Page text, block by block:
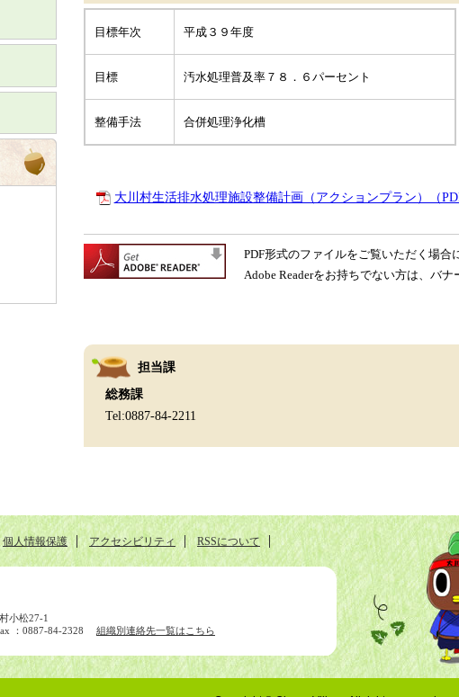
目標年次 平成３９年度
目標 汚水処理普及率７８．６パーセント
整備手法 合併処理浄化槽
大川村生活排水処理施設整備計画（アクションプラン）（
PDF形式のファイルをご覧いただく場合
Adobe Readerをお持ちでない方は、バ
担当課
総務課
Tel:0887-84-2211
個人情報保護 アクセシビリティ RSSについて
小松27-1
：0887-84-2328 組織別連絡先一覧はこちら